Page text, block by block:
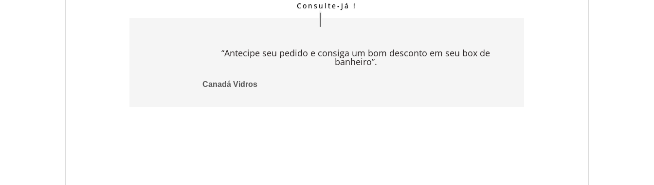
Consulte-Já !
“Antecipe seu pedido e consiga um bom desconto em seu box de
banheiro”.
Canadá Vidros